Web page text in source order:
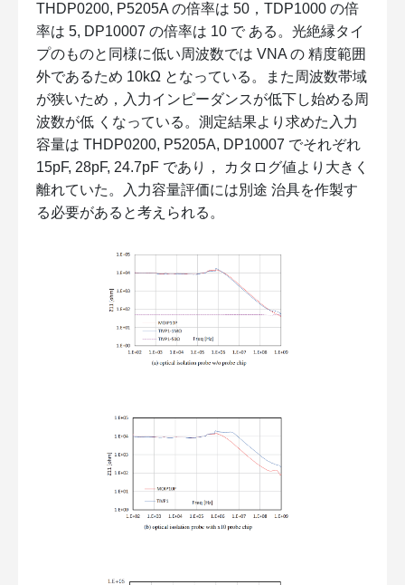
THDP0200, P5205A の倍率は 50，TDP1000 の倍
率は 5, DP10007 の倍率は 10 で ある。光絶縁タイ
プのものと同様に低い周波数では VNA の 精度範囲
外であるため 10kΩ となっている。また周波数帯域
が狭いため，入力インピーダンスが低下し始める周
波数が低 くなっている。測定結果より求めた入力
容量は THDP0200, P5205A, DP10007 でそれぞれ
15pF, 28pF, 24.7pF であり， カタログ値より大きく
離れていた。入力容量評価には別途 治具を作製す
る必要があると考えられる。